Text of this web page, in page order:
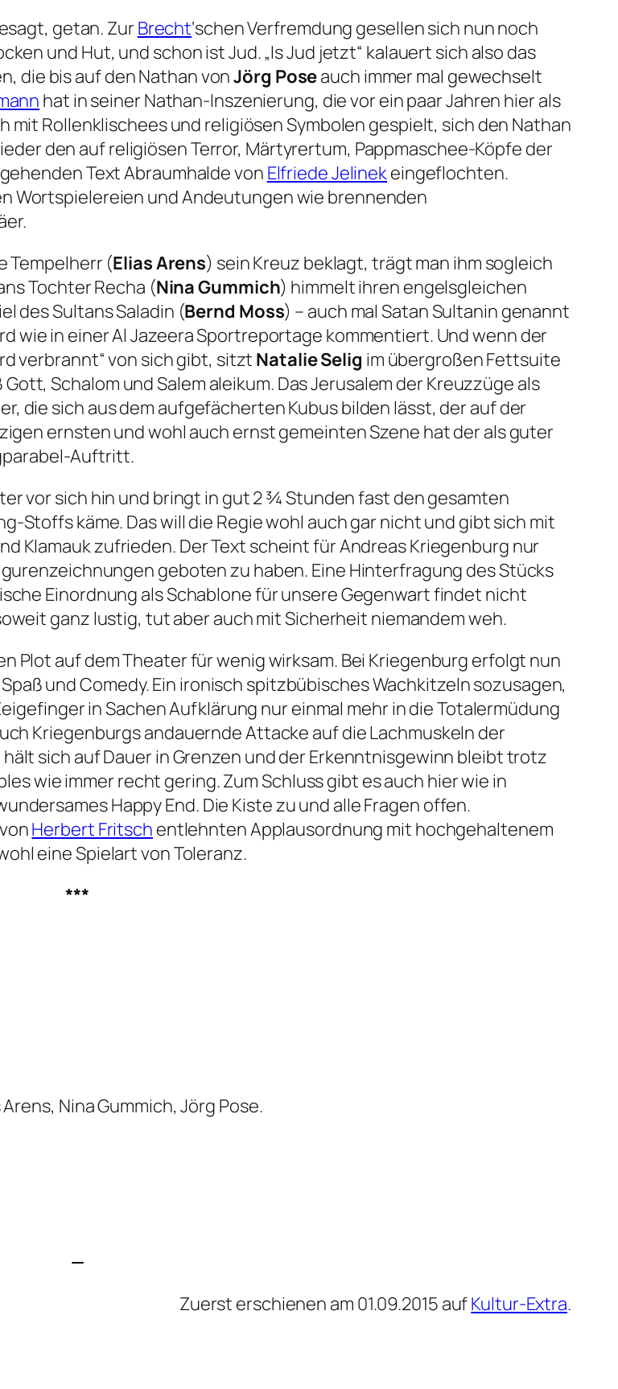
getan. Zur Brecht‘schen Verfremdung gesellen sich nun noch
und Hut, und schon ist Jud.„Is Jud jetzt“ kalauert sich also das
die bis auf den Nathan vonJörg Poseauch immer mal gewechselt
hat in seiner Nathan-Inszenierung, die vor ein paar Jahren hier als
mit Rollenklischees und religiösen Symbolen gespielt, sich den Nathan
den auf religiösen Terror, Märtyrertum, Pappmaschee-Köpfe der
TextAbraumhaldevon Elfriede Jelinekeingeflochten.
Wortspielereien und Andeutungen wie brennenden
Tempelherr (Elias Arens) sein Kreuz beklagt, trägt man ihm sogleich
Tochter Recha (Nina Gummich) himmelt ihren engelsgleichen
des Sultans Saladin (Bernd Moss) – auch mal Satan Sultanin genannt
wie in einer Al Jazeera Sportreportage kommentiert. Und wenn der
verbrannt“von sich gibt, sitzt Natalie Selig im übergroßen Fettsuite
Schalom und Salem aleikum. Das Jerusalem der Kreuzzüge als
die sich aus dem aufgefächerten Kubus bilden lässt, der auf der
ernsten und wohl auch ernst gemeinten Szene hat der als guter
Auftritt.
vor sich hin und bringt in gut 2 ¾ Stunden fast den gesamten
Stoffs käme. Das will die Regie wohl auch gar nicht und gibt sich mit
Klamauk zufrieden. Der Text scheint für Andreas Kriegenburg nur
geboten zu haben. Eine Hinterfragung des Stücks
Einordnung als Schablone für unsere Gegenwart findet nicht
ganz lustig, tut aber auch mit Sicherheit niemandem weh.
Plot auf dem Theater für wenig wirksam. Bei Kriegenburg erfolgt nun
und Comedy. Ein ironisch spitzbübisches Wachkitzeln sozusagen,
in Sachen Aufklärung nur einmal mehr in die Totalermüdung
Kriegenburgs andauernde Attacke auf die Lachmuskeln der
sich auf Dauer in Grenzen und der Erkenntnisgewinn bleibt trotz
wie immer recht gering. Zum Schluss gibt es auch hier wie in
Happy End. Die Kiste zu und alle Fragen offen.
Herbert Fritsch entlehnten Applausordnung mit hochgehaltenem
eine Spielart von Toleranz.
***
Nina Gummich, Jörg Pose.
—
Zuerst erschienen am 01.09.2015 aufKultur-Extra.